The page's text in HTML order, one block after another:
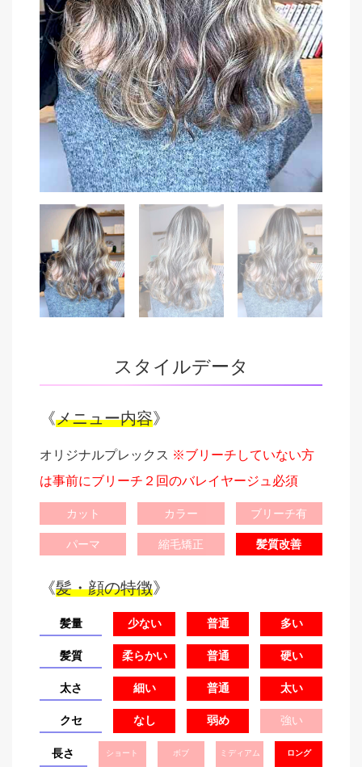
スタイルデータ
《メニュー内容》
オリジナルプレックス ※ブリーチしていない方
は事前にブリーチ２回のバレイヤージュ必須
カット カラー ブリーチ有
パーマ 縮毛矯正 髪質改善
《髪・顔の特徴》
髪量 少ない 普通 多い
髪質 柔らかい 普通 硬い
太さ 細い 普通 太い
クセ なし 弱め 強い
長さ ショート ボブ ミディアム ロング